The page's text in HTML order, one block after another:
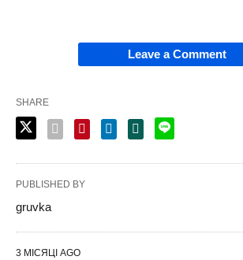
Leave a Comment
SHARE
PUBLISHED BY
gruvka
3 МІСЯЦІ AGO